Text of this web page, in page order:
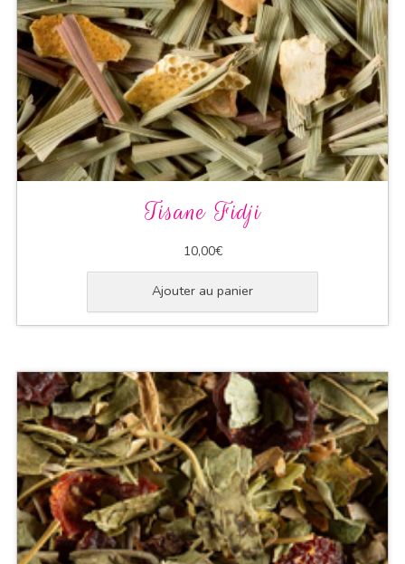
Tisane Fidji
10,00€
Ajouter au panier